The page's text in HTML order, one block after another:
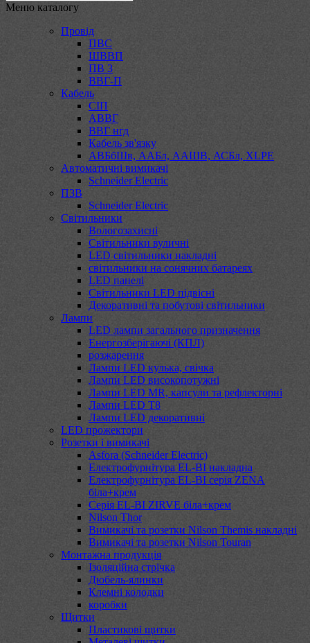
Меню каталогу
Провід
ПВС
ШВВП
ПВ 3
ВВГ-П
Кабель
СІП
АВВГ
ВВГ нгд
Кабель зв'язку
АВБбШв, ААБл, ААШВ, АСБл, XLPE
Автоматичні вимикачі
Schneider Electric
ПЗВ
Schneider Electric
Світильники
Вологозахисні
Світильники вуличні
LED світильники накладні
світильники на сонячних батареях
LED панелі
Світильники LED підвісні
Декоративні та побутові світильники
Лампи
LED лампи загального призначення
Енергозберігаючі (КПЛ)
розжарення
Лампи LED кулька, свічка
Лампи LED високопотужні
Лампи LED MR, капсули та рефлекторні
Лампи LED Т8
Лампи LED декоративні
LED прожектори
Розетки і вимикачі
Asfora (Schneider Electric)
Електрофурнітура EL-BI накладна
Електрофурнітура EL-BI серія ZENA
біла+крем
Серія EL-BI ZIRVE біла+крем
Nilson Thor
Вимикачі та розетки Nilson Themis накладні
Вимикачі та розетки Nilson Touran
Монтажна продукція
Ізоляційна стрічка
Дюбель-ялинки
Клемні колодки
коробки
Щитки
Пластикові щитки